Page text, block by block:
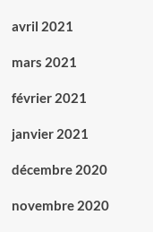
avril 2021
mars 2021
février 2021
janvier 2021
décembre 2020
novembre 2020